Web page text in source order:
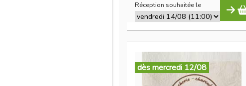
Réception souhaitée le
dès mercredi 12/08